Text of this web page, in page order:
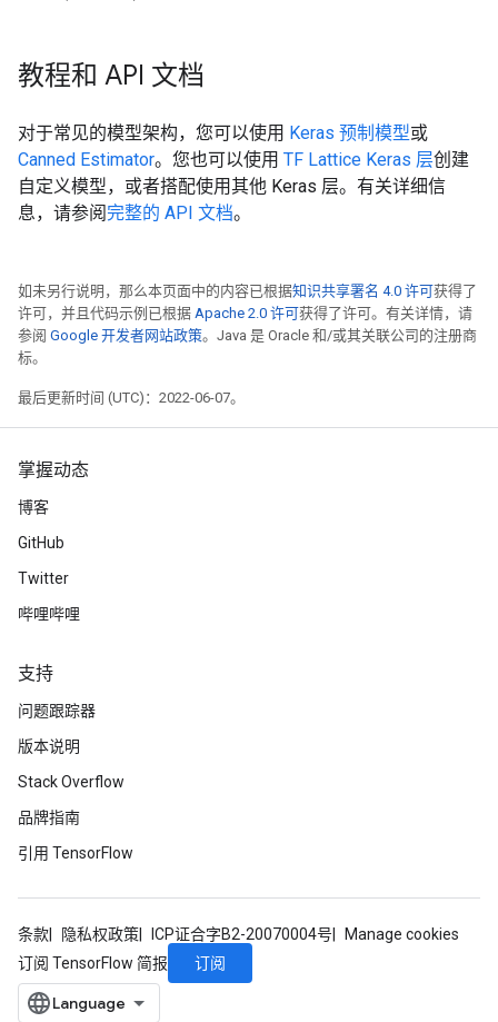
教程和 API 文档
对于常见的模型架构，您可以使用 Keras 预制模型或
Canned Estimator。您也可以使用 TF Lattice Keras 层创建
自定义模型，或者搭配使用其他 Keras 层。有关详细信
息，请参阅完整的 API 文档。
如未另行说明，那么本页面中的内容已根据知识共享署名 4.0 许可获得了
许可，并且代码示例已根据 Apache 2.0 许可获得了许可。有关详情，请
参阅 Google 开发者网站政策。Java 是 Oracle 和/或其关联公司的注册商
标。
最后更新时间 (UTC)：2022-06-07。
掌握动态
博客
GitHub
Twitter
哔哩哔哩
支持
问题跟踪器
版本说明
Stack Overflow
品牌指南
引用 TensorFlow
条款 隐私权政策 ICP证合字B2-20070004号
Manage cookies
订阅 TensorFlow 简报
订阅